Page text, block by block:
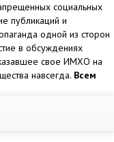
социальных
публикаций и
одной из сторон
в обсуждениях
свое ИМХО на
навсегда. Всем